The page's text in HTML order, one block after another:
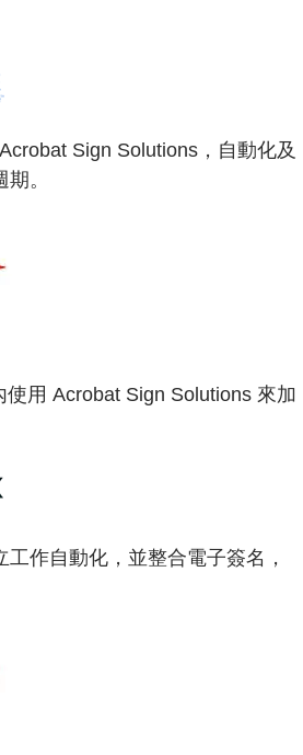
Sign Solutions，自動化及
。
用 Acrobat Sign Solutions 來加
作自動化，並整合電子簽名，